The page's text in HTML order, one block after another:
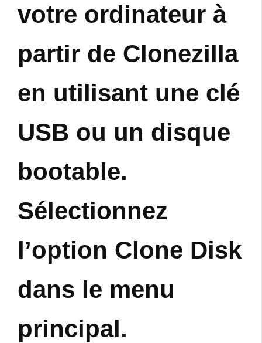
votre ordinateur à
partir de Clonezilla
en utilisant une clé
USB ou un disque
bootable.
Sélectionnez
l’option Clone Disk
dans le menu
principal.